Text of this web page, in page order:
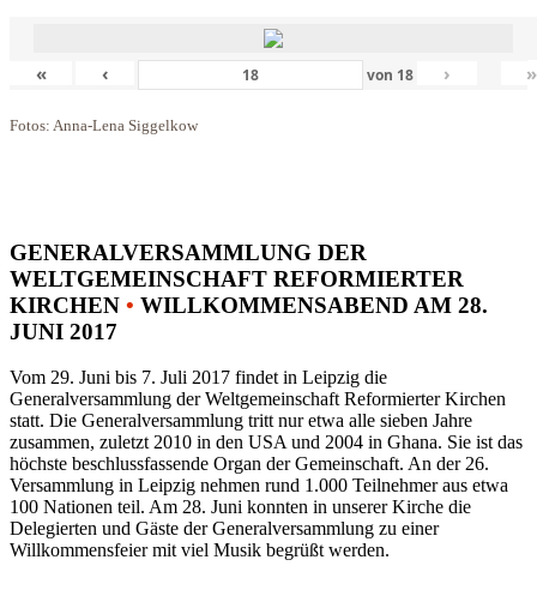
« ‹ von 18 › »
Fotos: Anna-Lena Siggelkow
GENERALVERSAMMLUNG DER
WELTGEMEINSCHAFT REFORMIERTER
KIRCHEN • WILLKOMMENSABEND AM 28.
JUNI 2017
Vom 29. Juni bis 7. Juli 2017 findet in Leipzig die
Generalversammlung der Weltgemeinschaft Reformierter Kirchen
statt. Die Generalversammlung tritt nur etwa alle sieben Jahre
zusammen, zuletzt 2010 in den USA und 2004 in Ghana. Sie ist das
höchste beschlussfassende Organ der Gemeinschaft. An der 26.
Versammlung in Leipzig nehmen rund 1.000 Teilnehmer aus etwa
100 Nationen teil. Am 28. Juni konnten in unserer Kirche die
Delegierten und Gäste der Generalversammlung zu einer
Willkommensfeier mit viel Musik begrüßt werden.